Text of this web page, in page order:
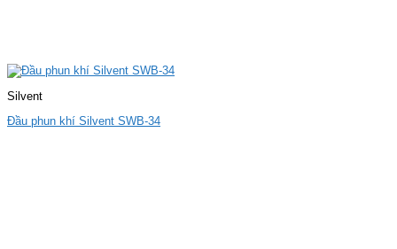
Silvent
Đầu phun khí Silvent SWB-34